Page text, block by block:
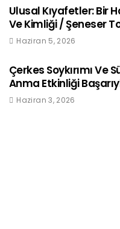
Ulusal Kıyafetler: Bir
Ve Kimliği / Şeneser
Haziran 5, 2026
Çerkes Soykırımı Ve
Anma Etkinliği
Haziran 3, 2026